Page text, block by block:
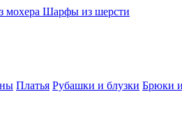
мохера Шарфы из шерсти
Платья Рубашки и блузки Брюки